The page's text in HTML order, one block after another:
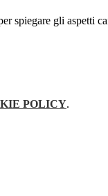
spiegare gli aspetti
POLICY.